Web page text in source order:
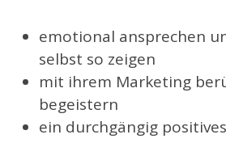
emotional ansprechen
selbst so zeigen
mit ihrem Marketing
begeistern
ein durchgängig